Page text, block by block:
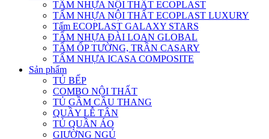
TẤM NHỰA NỘI THẤT ECOPLAST
TẤM NHỰA NỘI THẤT ECOPLAST LUXURY
Tấm ECOPLAST GALAXY STARS
TẤM NHỰA ĐÀI LOAN GLOBAL
TẤM ỐP TƯỜNG, TRẦN CASARY
TẤM NHỰA ICASA COMPOSITE
Sản phẩm
TỦ BẾP
COMBO NỘI THẤT
TỦ GẦM CẦU THANG
QUẦY LỄ TÂN
TỦ QUẦN ÁO
GIƯỜNG NGỦ